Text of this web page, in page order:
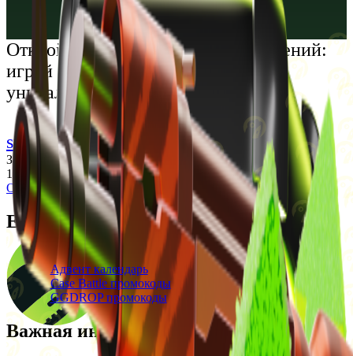
Українська
Открой мир премиальных развлечений:
играй честно и наслаждайся
уникальными впечатлениями
support@cs-wiki.org
Заходя на этот сайт, вы подтверждаете, что вам исполнилось
18 лет. Проблемы с азартными играми?
Обратится за помощью
Ежедневные бонусы
Свежие промокоды
Адвент календарь
Case Battle промокоды
GGDROP промокоды
Важная информация